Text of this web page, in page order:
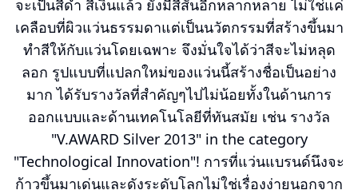
จะเป็นสีดำ สีเงินแล้ว ยังมีสีสันอีกหลากหลาย ไม่ใช่แค่
เคลือบที่ผิวแว่นธรรมดาแต่เป็นนวัตกรรมที่สร้างขึ้นมา
ทำสีให้กับแว่นโดยเฉพาะ จึงมั่นใจได้ว่าสีจะไม่หลุด
ลอก รูปแบบที่แปลกใหม่ของแว่นนี้สร้างชื่อเป็นอย่าง
มาก ได้รับรางวัลที่สำคัญๆไปไม่น้อยทั้งในด้านการ
ออกแบบและด้านเทคโนโลยีที่ทันสมัย เช่น รางวัล
"V.AWARD Silver 2013" in the category
"Technological Innovation"! การที่แว่นแบรนด์นึงจะ
ก้าวขึ้นมาเด่นและดังระดับโลกไม่ใช่เรื่องง่ายนอกจาก